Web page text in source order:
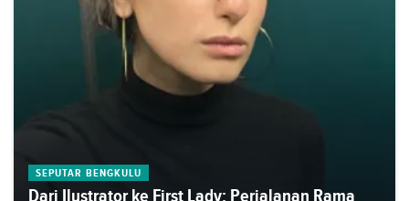
SEPUTAR BENGKULU